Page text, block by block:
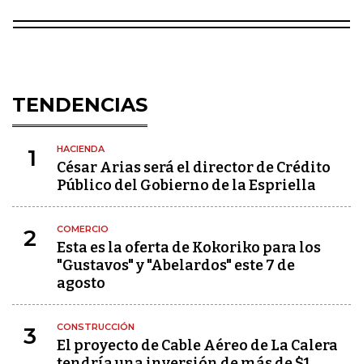
TENDENCIAS
1 HACIENDA
César Arias será el director de Crédito
Público del Gobierno de la Espriella
2 COMERCIO
Esta es la oferta de Kokoriko para los
"Gustavos" y "Abelardos" este 7 de
agosto
3 CONSTRUCCIÓN
El proyecto de Cable Aéreo de La Calera